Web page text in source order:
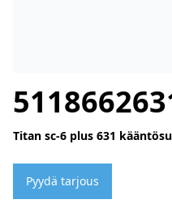
Titan sc-6 plus 631
Pyydä tarjous